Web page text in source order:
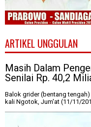
ARTIKEL UNGGULAN
Masih Dalam
Senilai Rp. 40,2
Balok grider (bentang
kali Ngotok, Jum'at (11/11/